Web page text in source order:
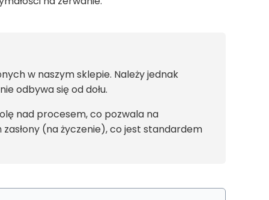
w naszym sklepie. Należy jednak
odbywa się od dołu.
nad procesem, co pozwala na
(na życzenie), co jest standardem